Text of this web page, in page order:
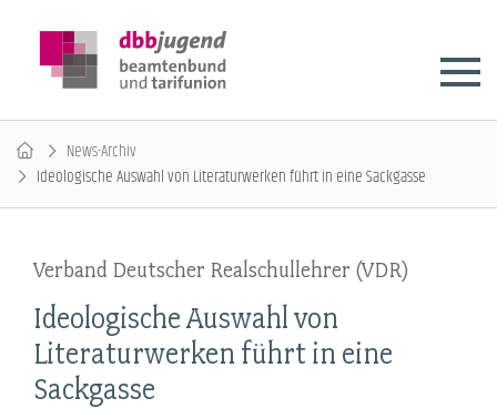
News-Archiv
Ideologische Auswahl von Literaturwerken führt in eine Sackgasse
Verband Deutscher Realschullehrer (VDR)
Ideologische Auswahl von
Literaturwerken führt in eine
Sackgasse